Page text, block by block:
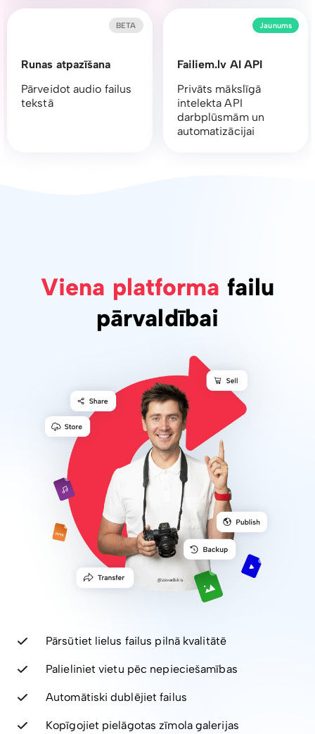
Runas atpazīšana
Pārveidot audio failus
tekstā
BETA
Failiem.lv AI API
Privāts mākslīgā
intelekta API
darbplūsmām un
automatizācijai
Jaunums
Viena platforma failu
pārvaldībai
Pārsūtiet lielus failus pilnā kvalitātē
Palieliniet vietu pēc nepieciešamības
Automātiski dublējiet failus
Kopīgojiet pielāgotas zīmola galerijas